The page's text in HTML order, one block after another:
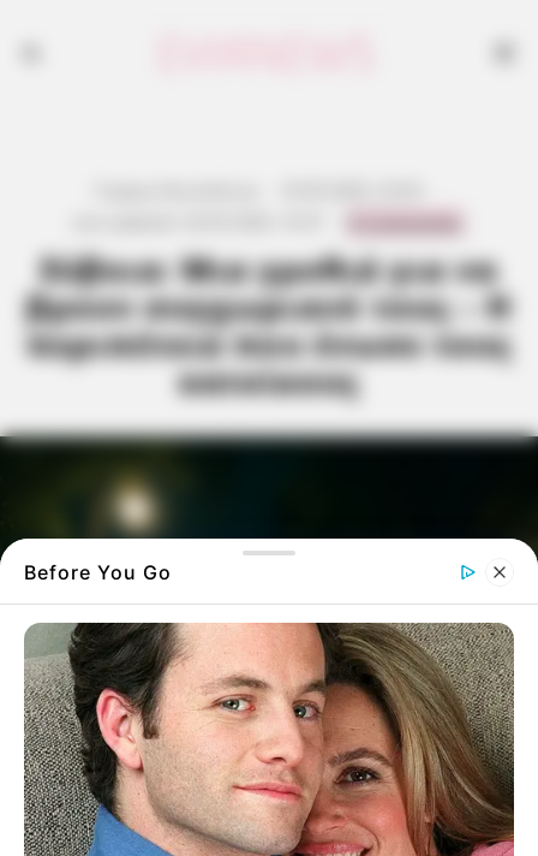
Εύβοια: Μια γροθιά για να
βρουν συγχωριανό τους – Η
περιπέτεια που ένωσε τους
κατοίκους
Before You Go